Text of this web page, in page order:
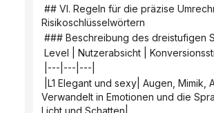
Risikoschlüsselwörtern
### Beschreibung des dreistufigen
Level | Nutzerabsicht |
|---|---|---|
Verwandelt in Emotionen und die
Licht und Schatten|